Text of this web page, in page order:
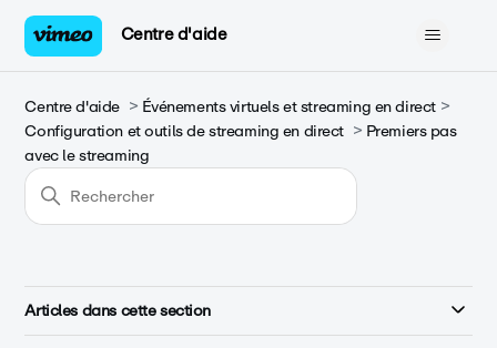
Centre d'aide
Centre d'aide
Événements virtuels et streaming en direct
Configuration et outils de streaming en direct
Premiers pas
avec le streaming
Articles dans cette section